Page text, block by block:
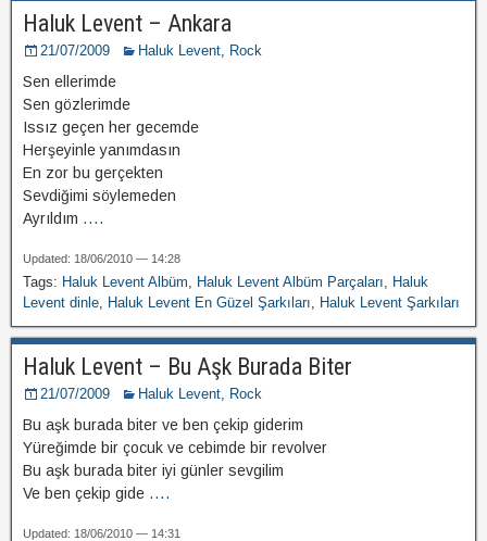
Haluk Levent – Ankara
21/07/2009 Haluk Levent, Rock
Sen ellerimde
Sen gözlerimde
Issız geçen her gecemde
Herşeyinle yanımdasın
En zor bu gerçekten
Sevdiğimi söylemeden
Ayrıldım ....
Updated: 18/06/2010 — 14:28
Tags: Haluk Levent Albüm, Haluk Levent Albüm Parçaları, Haluk
Levent dinle, Haluk Levent En Güzel Şarkıları, Haluk Levent Şarkıları
Haluk Levent – Bu Aşk Burada Biter
21/07/2009 Haluk Levent, Rock
Bu aşk burada biter ve ben çekip giderim
Yüreğimde bir çocuk ve cebimde bir revolver
Bu aşk burada biter iyi günler sevgilim
Ve ben çekip gide ....
Updated: 18/06/2010 — 14:31